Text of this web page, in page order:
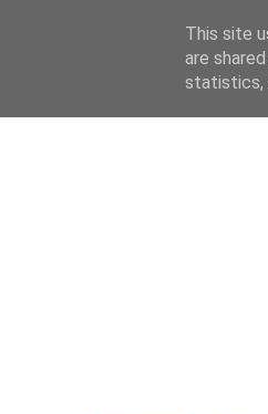
This site
are
statistics,